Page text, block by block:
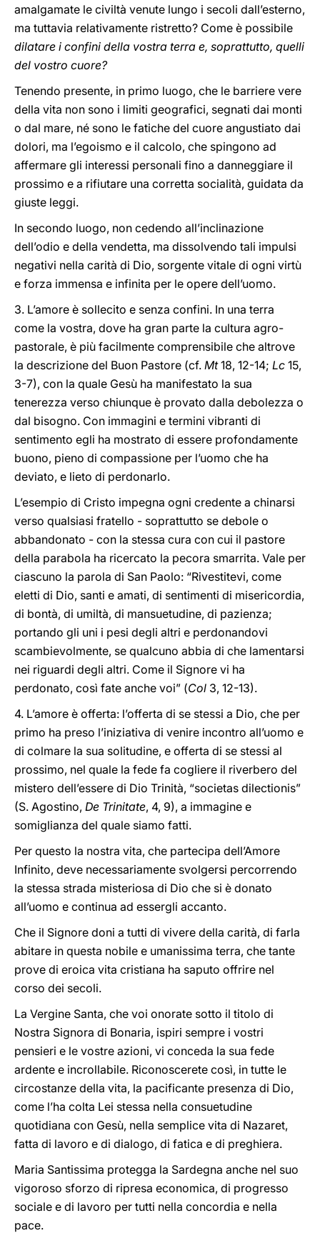
amalgamate le civiltà venute lungo i secoli dall’esterno,
ma tuttavia relativamente ristretto? Come è possibile
dilatare i confini della vostra terra e, soprattutto, quelli
del vostro cuore?
Tenendo presente, in primo luogo, che le barriere vere
della vita non sono i limiti geografici, segnati dai monti
o dal mare, né sono le fatiche del cuore angustiato dai
dolori, ma l’egoismo e il calcolo, che spingono ad
affermare gli interessi personali fino a danneggiare il
prossimo e a rifiutare una corretta socialità, guidata da
giuste leggi.
In secondo luogo, non cedendo all’inclinazione
dell’odio e della vendetta, ma dissolvendo tali impulsi
negativi nella carità di Dio, sorgente vitale di ogni virtù
e forza immensa e infinita per le opere dell’uomo.
3. L’amore è sollecito e senza confini. In una terra
come la vostra, dove ha gran parte la cultura agro-
pastorale, è più facilmente comprensibile che altrove
la descrizione del Buon Pastore (cf. Mt18, 12-14; Lc 15,
3-7), con la quale Gesù ha manifestato la sua
tenerezza verso chiunque è provato dalla debolezza o
dal bisogno. Con immagini e termini vibranti di
sentimento egli ha mostrato di essere profondamente
buono, pieno di compassione per l’uomo che ha
deviato, e lieto di perdonarlo.
L’esempio di Cristo impegna ogni credente a chinarsi
verso qualsiasi fratello - soprattutto se debole o
abbandonato - con la stessa cura con cui il pastore
della parabola ha ricercato la pecora smarrita. Vale per
ciascuno la parola di San Paolo: “Rivestitevi, come
eletti di Dio, santi e amati, di sentimenti di misericordia,
di bontà, di umiltà, di mansuetudine, di pazienza;
portando gli uni i pesi degli altri e perdonandovi
scambievolmente, se qualcuno abbia di che lamentarsi
nei riguardi degli altri. Come il Signore vi ha
perdonato, così fate anche voi” (Col 3, 12-13).
4. L’amore è offerta: l’offerta di se stessi a Dio, che per
primo ha preso l’iniziativa di venire incontro all’uomo e
di colmare la sua solitudine, e offerta di se stessi al
prossimo, nel quale la fede fa cogliere il riverbero del
mistero dell’essere di Dio Trinità, “societas dilectionis”
(S. Agostino, De Trinitate, 4, 9), a immagine e
somiglianza del quale siamo fatti.
Per questo la nostra vita, che partecipa dell’Amore
Infinito, deve necessariamente svolgersi percorrendo
la stessa strada misteriosa di Dio che si è donato
all’uomo e continua ad essergli accanto.
Che il Signore doni a tutti di vivere della carità, di farla
abitare in questa nobile e umanissima terra, che tante
prove di eroica vita cristiana ha saputo offrire nel
corso dei secoli.
La Vergine Santa, che voi onorate sotto il titolo di
Nostra Signora di Bonaria, ispiri sempre i vostri
pensieri e le vostre azioni, vi conceda la sua fede
ardente e incrollabile. Riconoscerete così, in tutte le
circostanze della vita, la pacificante presenza di Dio,
come l’ha colta Lei stessa nella consuetudine
quotidiana con Gesù, nella semplice vita di Nazaret,
fatta di lavoro e di dialogo, di fatica e di preghiera.
Maria Santissima protegga la Sardegna anche nel suo
vigoroso sforzo di ripresa economica, di progresso
sociale e di lavoro per tutti nella concordia e nella
pace.